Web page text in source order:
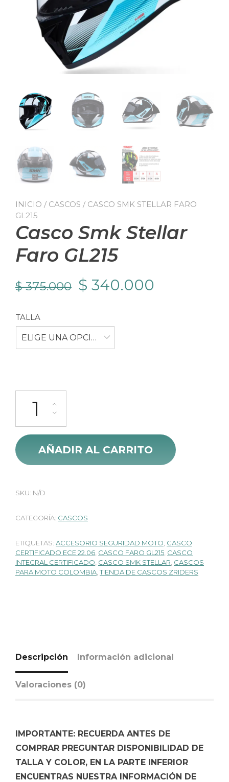
INICIO / CASCOS / CASCO SMK STELLAR FARO
GL215
Casco Smk Stellar
Faro GL215
$375.000 El
original
era:
$ 340.000
TALLA
ELIGE UNA OPCIÓN
AÑADIR AL CARRITO
SKU: N/D
CATEGORÍA: CASCOS
ETIQUETAS: ACCESORIO SEGURIDAD MOTO CASCO
CERTIFICADO ECE 22.06 CASCO FARO GL215 CASCO
INTEGRAL CERTIFICADO CASCO SMK STELLAR CASCOS
PARA MOTO COLOMBIA ,TIENDA DE CASCOS ZRIDERS
Descripción Información adicional
Valoraciones (0)
IMPORTANTE: RECUERDA ANTES DE
COMPRAR PREGUNTAR DISPONIBILIDAD DE
TALLA Y COLOR, EN LA PARTE INFERIOR
ENCUENTRAS NUESTRA INFORMACIÓN DE